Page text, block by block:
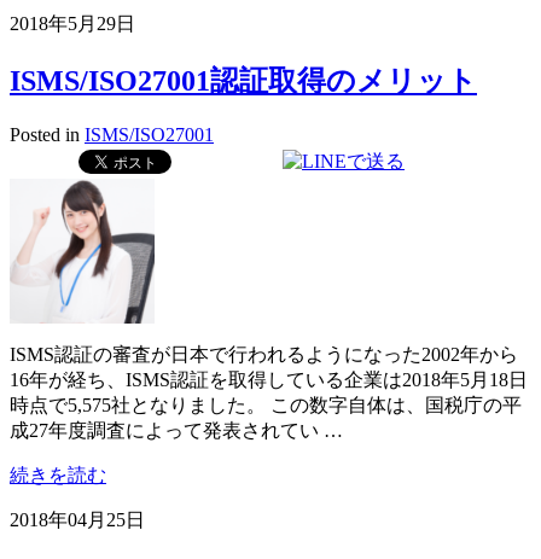
2018年5月29日
ISMS/ISO27001認証取得のメリット
Posted in ISMS/ISO27001
ISMS認証の審査が日本で行われるようになった2002年から
16年が経ち、ISMS認証を取得している企業は2018年5月18日
時点で5,575社となりました。 この数字自体は、国税庁の平
成27年度調査によって発表されてい …
続きを読む
2018年04月25日